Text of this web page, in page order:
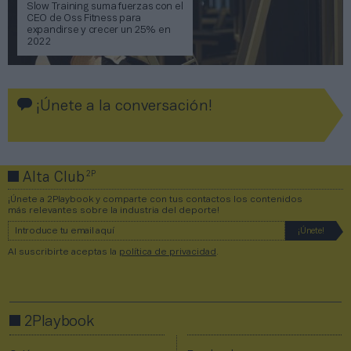
Slow Training suma fuerzas con el
CEO de Oss Fitness para
expandirse y crecer un 25% en
2022
¡Únete a la conversación!
Alta Club2P
¡Únete a 2Playbook y comparte con tus contactos los contenidos
más relevantes sobre la industria del deporte!
Al suscribirte aceptas la política de privacidad
2Playbook